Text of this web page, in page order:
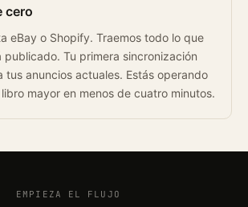
cero
eBay o Shopify. Traemos todo lo que
publicado. Tu primera sincronización
tus anuncios actuales. Estás operando
mayor en menos de cuatro minutos.
EMPIEZA EL FLUJO